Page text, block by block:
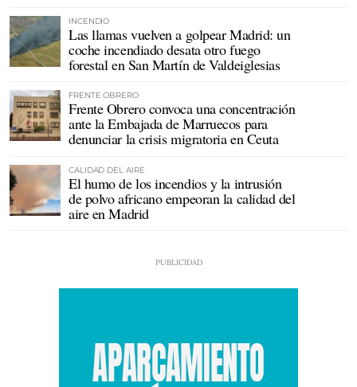
INCENDIO
Las llamas vuelven a golpear Madrid: un
coche incendiado desata otro fuego
forestal en San Martín de Valdeiglesias
FRENTE OBRERO
Frente Obrero convoca una concentración
ante la Embajada de Marruecos para
denunciar la crisis migratoria en Ceuta
CALIDAD DEL AIRE
El humo de los incendios y la intrusión
de polvo africano empeoran la calidad del
aire en Madrid